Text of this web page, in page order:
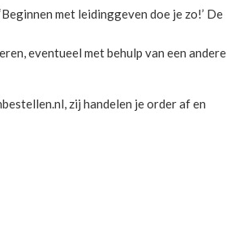
met leidinggeven doe je zo!’ De
eventueel met behulp van een andere
zij handelen je order af en